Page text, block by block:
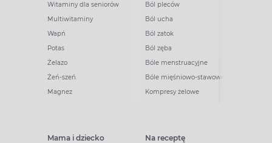
Witaminy dla seniorów
Multiwitaminy
Wapń
Potas
Żelazo
Żeń-szeń
Magnez
Ból pleców
Ból ucha
Ból zatok
Ból zęba
Bóle menstruacyjne
Bóle mięśniowo-stawowe
Kompresy żelowe
Mama i dziecko Na receptę